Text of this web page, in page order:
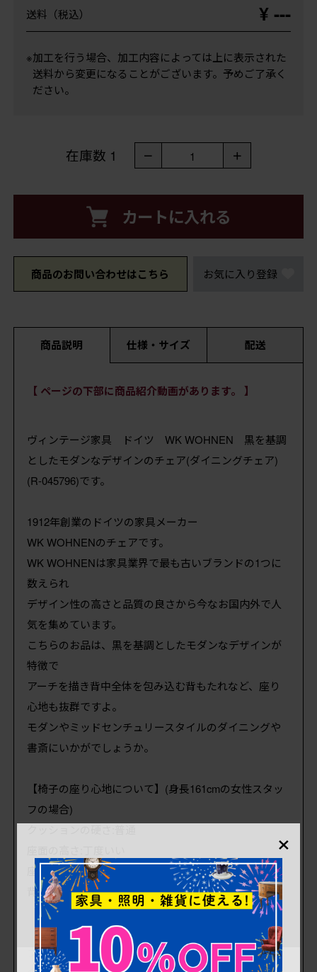
送料（税込） ¥ ---
※加工を行う場合、加工内容によっては上に表示された
送料から変更になることがございます。予めご了承く
ださい。
在庫数 1 － 1 ＋
カートに入れる
商品のお問い合わせはこちら お気に入り登録
商品説明 仕様・サイズ 配送
【 ページの下部に商品紹介動画があります。 】
ヴィンテージ家具 ドイツ WK WOHNEN 黒を基調
としたモダンなデザインのチェア(ダイニングチェア)
(R-045796)です。
1912年創業のドイツの家具メーカー
WK WOHNENのチェアです。
WK WOHNENは家具業界で最も古いブランドの1つに
数えられ
デザイン性の高さと品質の良さから今なお国内外で人
気を集めています。
こちらのお品は、黒を基調としたモダンなデザインが
特徴で
アーチを描き背中全体を包み込む背もたれなど、座り
心地も抜群ですよ。
モダンやミッドセンチュリースタイルのダイニングや
書斎にいかがでしょうか。
【椅子の座り心地について】(身長161cmの女性スタッ
フの場合)
座面の広さ:丁度いい
背もたれの位置:背中全体
ファブリックはオリジナルのままです。
×